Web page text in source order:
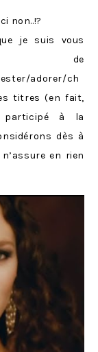
non..!?
je suis vous
de
adorer/ch
titres (en fait,
participé à la
dès à
en rien